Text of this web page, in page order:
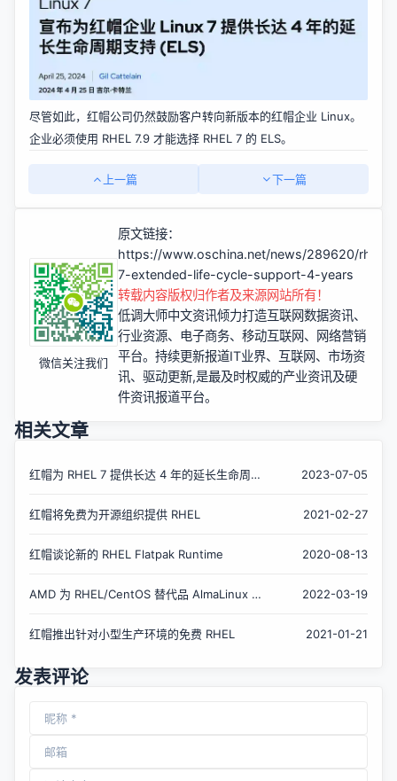
尽管如此，红帽公司仍然鼓励客户转向新版本的红帽企业 Linux。
企业必须使用 RHEL 7.9 才能选择 RHEL 7 的 ELS。
上一篇 下一篇
微信关注我们
原文链接：
https://www.oschina.net/news/289620/rhel-
7-extended-life-cycle-support-4-years
转载内容版权归作者及来源网站所有！
低调大师中文资讯倾力打造互联网数据资讯、
行业资源、电子商务、移动互联网、网络营销
平台。持续更新报道IT业界、互联网、市场资
讯、驱动更新,是最及时权威的产业资讯及硬
件资讯报道平台。
相关文章
红帽为 RHEL 7 提供长达 4 年的延长生命周期
2023-07-05
红帽将免费为开源组织提供 RHEL 2021-02-27
红帽谈论新的 RHEL Flatpak Runtime 2020-08-13
AMD 为 RHEL/CentOS 替代品 AlmaLinux 提
2022-03-19
红帽推出针对小型生产环境的免费 RHEL 2021-01-21
发表评论